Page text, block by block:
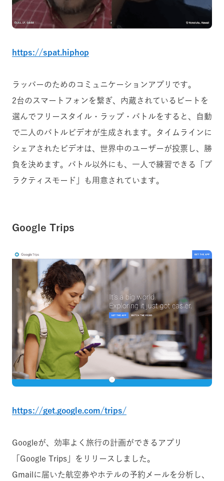
https://spat.hiphop
ラッパーのためのコミュニケーションアプリです。
2台のスマートフォンを繋ぎ、内蔵されているビートを
選んでフリースタイル・ラップ・バトルをすると、自動
で二人のバトルビデオが生成されます。タイムラインに
シェアされたビデオは、世界中のユーザーが投票し、勝
負を決めます。バトル以外にも、一人で練習できる「プ
ラクティスモード」も用意されています。
Google Trips
https://get.google.com/trips/
Googleが、効率よく旅行の計画ができるアプリ
「Google Trips」をリリースしました。
Gmailに届いた航空券やホテルの予約メールを分析し、